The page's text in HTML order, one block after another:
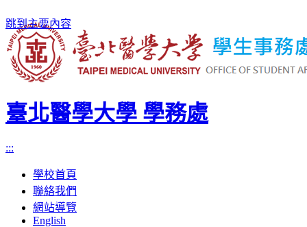
跳到主要內容
臺北醫學大學 學務處
:::
學校首頁
聯絡我們
網站導覽
English